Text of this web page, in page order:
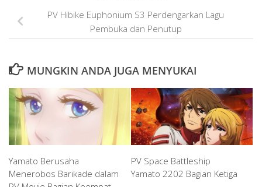
PV Hibike Euphonium S3 Perdengarkan Lagu
Pembuka dan Penutup
MUNGKIN ANDA JUGA MENYUKAI
Yamato Berusaha
Menerobos Barikade dalam
PV Space Battleship
Yamato 2202 Bagian Ketiga